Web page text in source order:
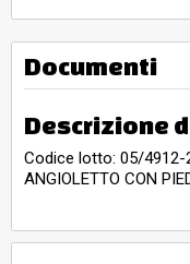
Documenti
Descrizione
Codice lotto: 05/4912-
ANGIOLETTO CON